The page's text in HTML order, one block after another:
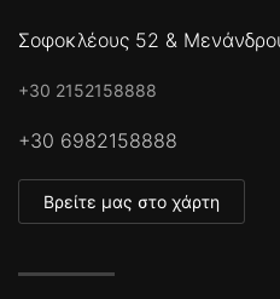
Σοφοκλέους 52 &
+30 2152158888
+30 6982158888
Βρείτε μας στο χάρτη